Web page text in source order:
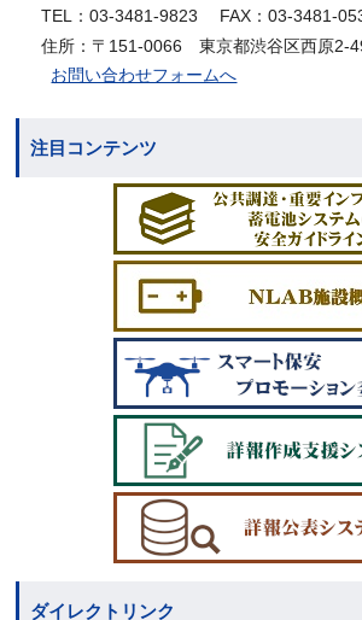
TEL：03-3481-9823 FAX：03-3481-
住所：〒151-0066 東京都渋谷区西原2-
お問い合わせフォームへ
注目コンテンツ
ダイレクトリンク